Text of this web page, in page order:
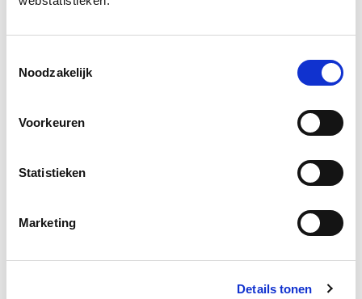
Noodzakelijk
Voorkeuren
Statistieken
Marketing
Details tonen
Download onderzoek
Gerelateerd onderzoek